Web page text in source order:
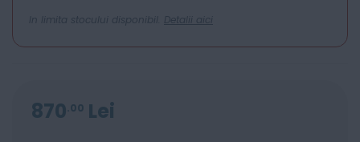
In limita stocului disponibil. Detalii aici
870 00 Lei